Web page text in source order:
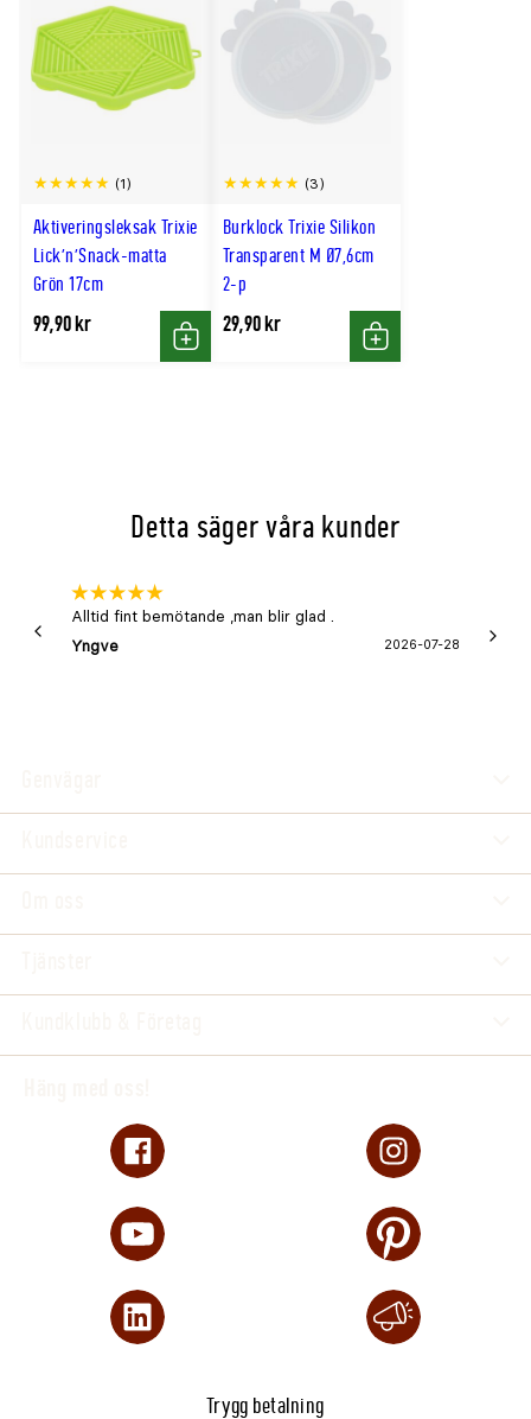
Aktiveringsleksak Trixie
Lick'n'Snack-matta
Grön 17cm
(1)
99,90 kr
Köp
Burklock Trixie Silikon
Transparent M Ø7,6cm
2-p
(3)
29,90 kr
Köp
Detta säger våra kunder
Alltid fint bemötande ,man blir glad .
Yngve
2026-07-28
Trygg betalning